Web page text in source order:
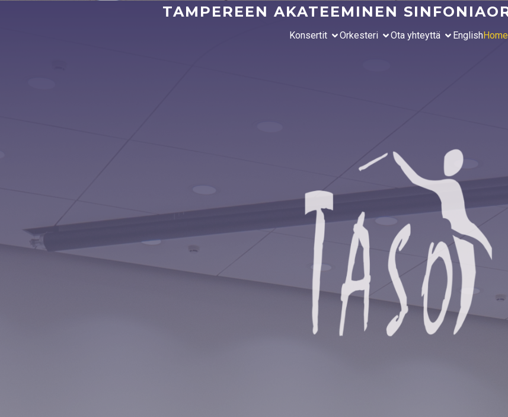
TAMPEREEN AKATEEMINEN
Konsertit Orkesteri Ota yhteyttä EnglishHome